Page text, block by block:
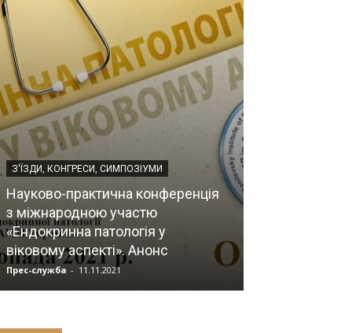
З'ЇЗДИ, КОНГРЕСИ, СИМПОЗІУМИ
Науково-практична конференція
з міжнародною участю
«Ендокринна патологія у
віковому аспекті». Анонс
Прес-служба - 11.11.2021